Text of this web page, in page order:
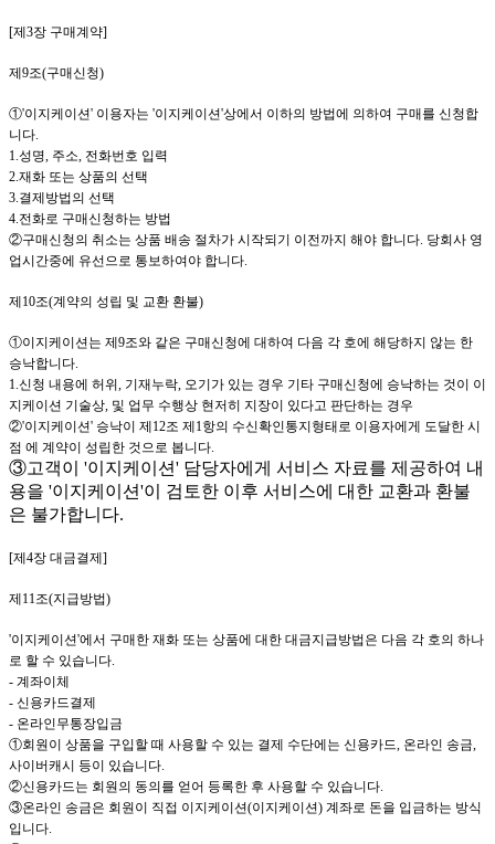
[제3장 구매계약]
제9조(구매신청)
①'이지케이션' 이용자는 '이지케이션'상에서 이하의 방법에 의하여 구매를 신청합
니다
1. 성명 주소 전화번호 입력
2. 재화 또는 상품의 선택
3. 결제방법의 선택
4. 전화로 구매신청하는 방법
②구매신청의 취소는 상품 배송 절차가 시작되기 이전까지 해야 합니다 당회사 영
업시간중에 유선으로 통보하여야 합니다
제10조(계약의 성립 및 교환 환불)
①이지케이션는 제9조와 같은 구매신청에 대하여 다음 각 호에 해당하지 않는 한
승낙합니다
1. 신청 내용에 허위 기재누락 오기가 있는 경우 기타 구매신청에 승낙하는 것이 이
지케이션 기술상 및 업무 수행상 현저히 지장이 있다고 판단하는 경우
②'이지케이션' 승낙이 제12조 제1 항의 수신확인통지형태로 이용자에게 도달한 시
점 에 계약이 성립한 것으로 봅니다
③고객이 '이지케이션' 담당자에게 서비스 자료를 제공하여 내
용을 '이지케이션'이 검토한 이후 서비스에 대한 교환과 환불
은 불가합니다.
[제4장 대금결제]
제11 조(지급방법)
'이지케이션'에서 구매한 재화 또는 상품에 대한 대금지급방법은 다음 각 호의 하나
로 할 수 있습니다
- 계좌이체
- 신용카드결제
- 온라인무통장입금
①회원이 상품을 구입할 때 사용할 수 있는 결제 수단에는 신용카드
온라인 송금
사이버캐시 등이 있습니다
②신용카드는 회원의 동의를 얻어 등록한 후 사용할 수 있습니다
③온라인 송금은 회원이 직접 이지케이션(이지케이션) 계좌로 돈을 입금하는 방식
입니다